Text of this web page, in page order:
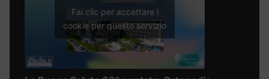
Fai clic per accettare i
cookie per questo servizio